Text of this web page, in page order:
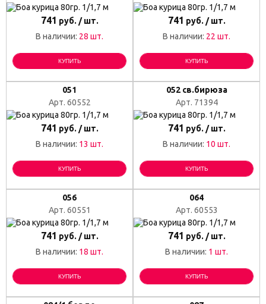
741 руб. / шт.
В наличии: 28 шт.
КУПИТЬ
741 руб. / шт.
В наличии: 22 шт.
КУПИТЬ
051
Арт. 60552
741 руб. / шт.
В наличии: 13 шт.
КУПИТЬ
052 св.бирюза
Арт. 71394
741 руб. / шт.
В наличии: 10 шт.
КУПИТЬ
056
Арт. 60551
741 руб. / шт.
В наличии: 18 шт.
КУПИТЬ
064
Арт. 60553
741 руб. / шт.
В наличии: 1 шт.
КУПИТЬ